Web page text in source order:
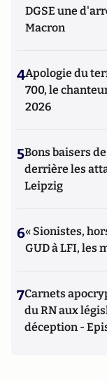
DGSE une
Macron
4Apologie du
700, le
2026
5Bons baisers
derrière les
Leipzig
6« Sionistes,
GUD à LFI, les
7Carnets
du RN aux
déception -